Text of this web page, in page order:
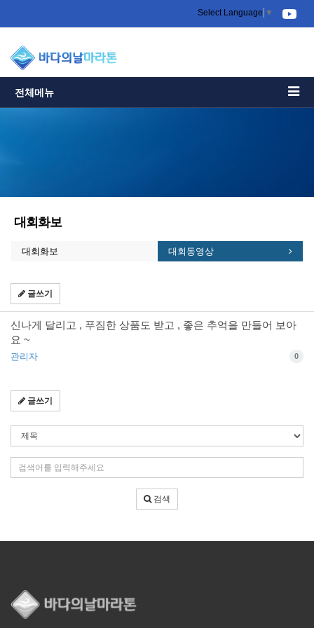
Select Language ▼
전체메뉴
대회화보
대회화보 대회동영상
글쓰기
신나게 달리고 , 푸짐한 상품도 받고 , 좋은 추억을 만들어 보아
요 ~
관리자 0
글쓰기
색
조
색
어
입
검색